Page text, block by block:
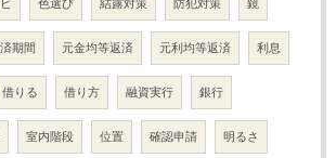
色選び 結露対策 防犯対策 鏡
期間 元金均等返済 元利均等返済 利息
借りる 借り方 融資実行 銀行
室内階段 位置 確認申請 明るさ